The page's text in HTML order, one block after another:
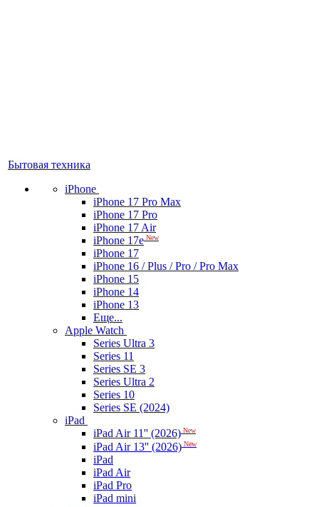
Бытовая техника
iPhone
iPhone 17 Pro Max
iPhone 17 Pro
iPhone 17 Air
iPhone 17e New
iPhone 17
iPhone 16 / Plus / Pro / Pro Max
iPhone 15
iPhone 14
iPhone 13
Еще...
Apple Watch
Series Ultra 3
Series 11
Series SE 3
Series Ultra 2
Series 10
Series SE (2024)
iPad
iPad Air 11'' (2026) New
iPad Air 13'' (2026) New
iPad
iPad Air
iPad Pro
iPad mini